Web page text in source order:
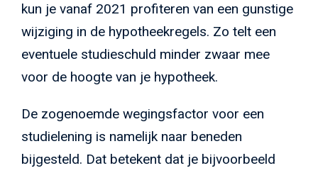
kun je vanaf 2021 profiteren van een gunstige
wijziging in de hypotheekregels. Zo telt een
eventuele studieschuld minder zwaar mee
voor de hoogte van je hypotheek.
De zogenoemde wegingsfactor voor een
studielening is namelijk naar beneden
bijgesteld. Dat betekent dat je bijvoorbeeld